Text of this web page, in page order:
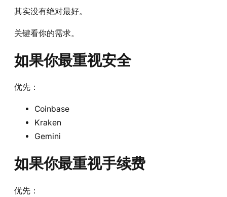
其实没有绝对最好。
关键看你的需求。
如果你最重视安全
优先：
Coinbase
Kraken
Gemini
如果你最重视手续费
优先：